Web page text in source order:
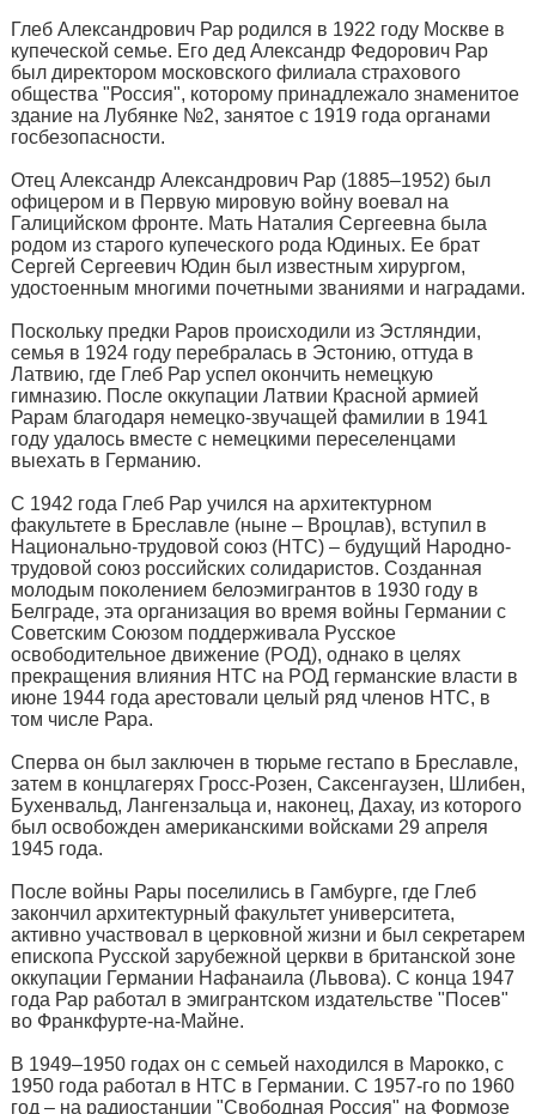
Глеб Александрович Рар родился в 1922 году Москве в
купеческой семье. Его дед Александр Федорович Рар
был директором московского филиала страхового
общества "Россия", которому принадлежало знаменитое
здание на Лубянке №2, занятое с 1919 года органами
госбезопасности.
Отец Александр Александрович Рар (1885–1952) был
офицером и в Первую мировую войну воевал на
Галицийском фронте. Мать Наталия Сергеевна была
родом из старого купеческого рода Юдиных. Ее брат
Сергей Сергеевич Юдин был известным хирургом,
удостоенным многими почетными званиями и наградами.
Поскольку предки Раров происходили из Эстляндии,
семья в 1924 году перебралась в Эстонию, оттуда в
Латвию, где Глеб Рар успел окончить немецкую
гимназию. После оккупации Латвии Красной армией
Рарам благодаря немецко-звучащей фамилии в 1941
году удалось вместе с немецкими переселенцами
выехать в Германию.
С 1942 года Глеб Рар учился на архитектурном
факультете в Бреславле (ныне – Вроцлав), вступил в
Национально-трудовой союз (НТС) – будущий Народно-
трудовой союз российских солидаристов. Созданная
молодым поколением белоэмигрантов в 1930 году в
Белграде, эта организация во время войны Германии с
Советским Союзом поддерживала Русское
освободительное движение (РОД), однако в целях
прекращения влияния НТС на РОД германские власти в
июне 1944 года арестовали целый ряд членов НТС, в
том числе Рара.
Сперва он был заключен в тюрьме гестапо в Бреславле,
затем в концлагерях Гросс-Розен, Саксенгаузен, Шлибен,
Бухенвальд, Лангензальца и, наконец, Дахау, из которого
был освобожден американскими войсками 29 апреля
1945 года.
После войны Рары поселились в Гамбурге, где Глеб
закончил архитектурный факультет университета,
активно участвовал в церковной жизни и был секретарем
епископа Русской зарубежной церкви в британской зоне
оккупации Германии Нафанаила (Львова). С конца 1947
года Рар работал в эмигрантском издательстве "Посев"
во Франкфурте-на-Майне.
В 1949–1950 годах он с семьей находился в Марокко, с
1950 года работал в НТС в Германии. С 1957-го по 1960
год – на радиостанции "Свободная Россия" на Формозе